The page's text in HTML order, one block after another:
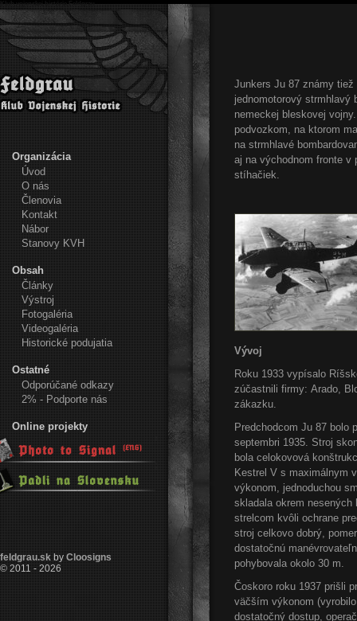
Klub vojenskej histórie Feldgrau
Organizácia
Úvod
O nás
Členovia
Kontakt
Nábor
Stanovy KVH
Obsah
Články
Výstroj
Fotogaléria
Videogaléria
Historické podujatia
Ostatné
Odporúčané odkazy
2% - Podporte nás
Online projekty
feldgrau.skbyCloosigns
© 2011 - 2026
Junkers Ju 87 známy tiež
jednomotorový strmhlavý
nemeckej bleskovej
podvozkom, na ktorom
na strm hlavé
aj na východnom fronte v
stíhačiek.
Vývoj
Roku 1933 vypísalo
zúčastnili firmy: Arado,
zákazku.
Predchodcom Ju 87 bolo
septembri 1935. Stroj
bola celokovová
Kestrel V s maximálnym
výkonom, jednoduchou
skladala okrem
strelcom kvôli ochrane
stroj celkovo dobrý,
dostatočnú
pohybovala okolo 30 m.
Čoskoro roku 1937 prišli
väčším výkonom
dostatočný dostup,